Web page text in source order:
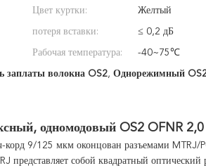
Цвет куртки: Желтый
потеря вставки: ≤ 0,2 дБ
Рабочая температура: -40~75℃
заплаты волокна OS2, Однорежимный
одномодовый OS2 OFNR
корд 9/125 мкм оконцован разъемами MTRJ/
представляет собой квадратный оптический